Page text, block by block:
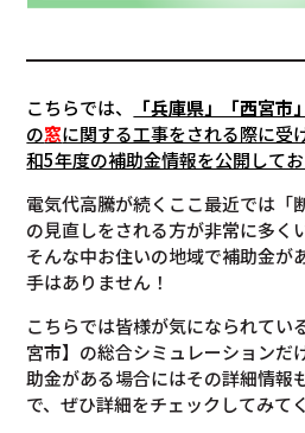
こちらでは、 「兵庫県」「西宮市」
の窓に関する工事をされる際に受
和5年度の補助金情報を公開してお
電気代高騰が続くここ最近では「
の見直しをされる方が非常に多く
そんな中お住いの地域で補助金が
手はありません！
こちらでは皆様が気になられてい
宮市】の総合シミュレーションだ
助金がある場合にはその詳細情報
で、ぜひ詳細をチェックしてみて